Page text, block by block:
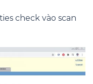
check vào scan